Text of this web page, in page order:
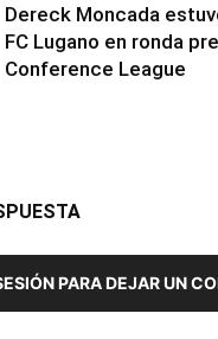
Dereck Moncada
FC Lugano en ronda
Conference League
PARA DEJAR UN